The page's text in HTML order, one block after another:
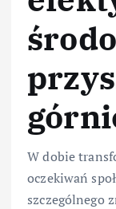
W dobie
oczekiwań
szczególnego